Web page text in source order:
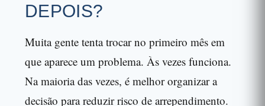
DEPOIS?
Muita gente tenta trocar no primeiro mês em
que aparece um problema. Às vezes funciona.
Na maioria das vezes, é melhor organizar a
decisão para reduzir risco de arrependimento.